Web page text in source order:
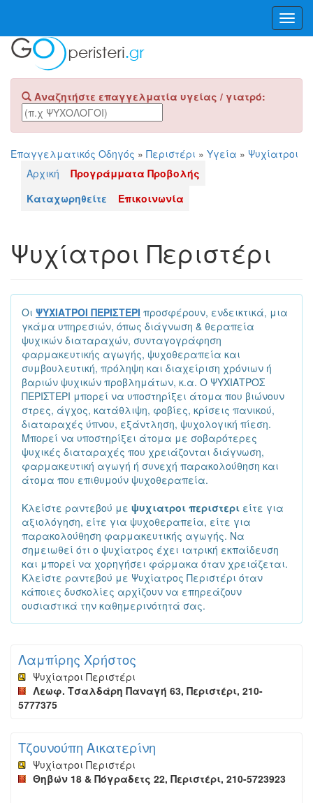
Αναζητήστε επαγγελματία υγείας / γιατρό:
Επαγγελματικός Οδηγός » Περιστέρι » Υγεία » Ψυχίατροι
Αρχική
Προγράμματα Προβολής
Καταχωρηθείτε
Επικοινωνία
Ψυχίατροι Περιστέρι
Οι ΨΥΧΙΑΤΡΟΙ ΠΕΡΙΣΤΕΡΙ προσφέρουν, ενδεικτικά, μια
γκάμα υπηρεσιών, όπως διάγνωση & θεραπεία
ψυχικών διαταραχών, συνταγογράφηση
φαρμακευτικής αγωγής, ψυχοθεραπεία και
συμβουλευτική, πρόληψη και διαχείριση χρόνιων ή
βαριών ψυχικών προβλημάτων, κ.α. Ο ΨΥΧΙΑΤΡΟΣ
ΠΕΡΙΣΤΕΡΙ μπορεί να υποστηρίξει άτομα που βιώνουν
στρες, άγχος, κατάθλιψη, φοβίες, κρίσεις πανικού,
διαταραχές ύπνου, εξάντληση, ψυχολογική πίεση.
Μπορεί να υποστηρίξει άτομα με σοβαρότερες
ψυχικές διαταραχές που χρειάζονται διάγνωση,
φαρμακευτική αγωγή ή συνεχή παρακολούθηση και
άτομα που επιθυμούν ψυχοθεραπεία.
Κλείστε ραντεβού με ψυχιατροι περιστερι είτε για
αξιολόγηση, είτε για ψυχοθεραπεία, είτε για
παρακολούθηση φαρμακευτικής αγωγής. Να
σημειωθεί ότι ο ψυχίατρος έχει ιατρική εκπαίδευση
και μπορεί να χορηγήσει φάρμακα όταν χρειάζεται.
Κλείστε ραντεβού με Ψυχίατρος Περιστέρι όταν
κάποιες δυσκολίες αρχίζουν να επηρεάζουν
ουσιαστικά την καθημερινότητά σας.
Λαμπίρης Χρήστος
Ψυχίατροι Περιστέρι
Λεωφ. Τσαλδάρη Παναγή 63, Περιστέρι, 210-
5777375
Τζουνούπη Αικατερίνη
Ψυχίατροι Περιστέρι
Θηβών 18 & Πόγραδετς 22, Περιστέρι, 210-5723923